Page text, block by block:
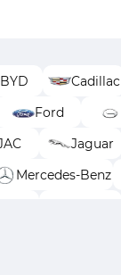
BYD Cadillac
Ford
Jaguar
Mercedes-Benz